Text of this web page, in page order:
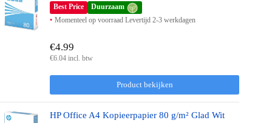
Best Price
Duurzaam
Momenteel op voorraad Levertijd 2-3 werkdagen
Product bekijken
€4.99
€6.04 incl. btw
HP Office A4 Kopieerpapier 80 g/m² Glad Wit